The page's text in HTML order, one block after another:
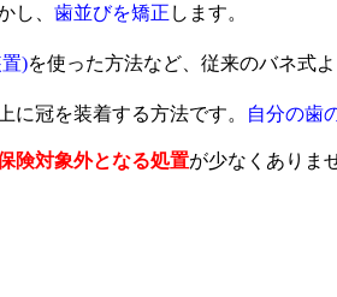
し、 歯並びを矯正 します。
)を使った方法など、従来のバネ式
に冠を装着する方法です。
自分の歯
険対象外となる処置が少なくありま